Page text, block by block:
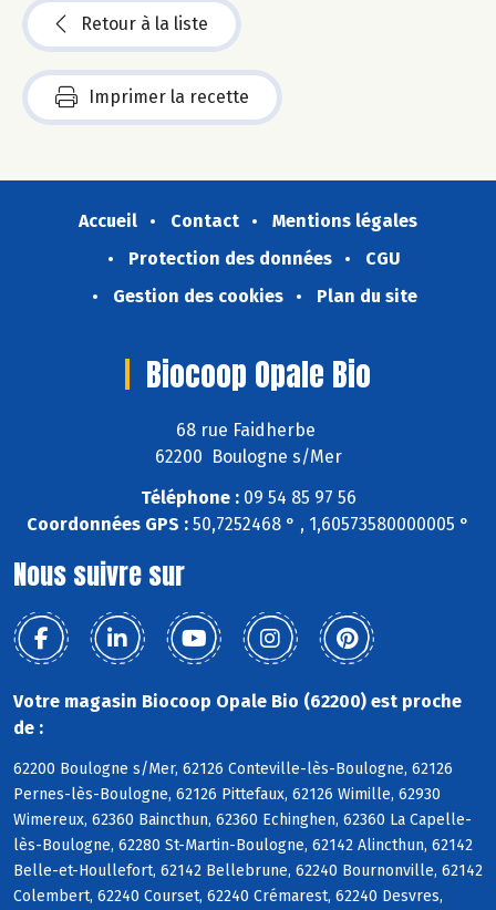
Retour à la liste
Imprimer la recette
Accueil Contact
Mentions légales
Protection des données
CGU
Gestion des cookies
Plan du site
Biocoop Opale Bio
68 rue Faidherbe
62200 Boulogne s/Mer
Téléphone :09 54 85 97 56
Coordonnées GPS : 50,7252468 ° , 1,60573580000005 °
Nous suivre sur
Votre magasin Biocoop Opale Bio (62200) est proche
de :
62200 Boulogne s/Mer, 62126 Conteville-lès-Boulogne, 62126
Pernes-lès-Boulogne, 62126 Pittefaux, 62126 Wimille, 62930
Wimereux, 62360 Baincthun, 62360 Echinghen, 62360 La Capelle-
lès-Boulogne, 62280 St-Martin-Boulogne, 62142 Alincthun, 62142
Belle-et-Houllefort, 62142 Bellebrune, 62240 Bournonville, 62142
Colembert, 62240 Courset, 62240 Crémarest, 62240 Desvres,